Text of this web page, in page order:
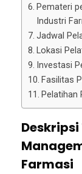
Pemateri
Industri
Jadwal
Lokasi
Investasi
Fasilitas
Pelatihan
Farmasi